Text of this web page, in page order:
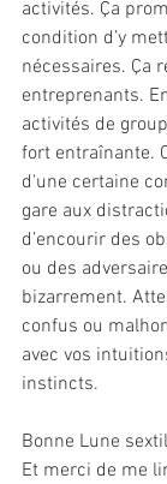
activités. Ça
condition d’y
nécessaires. Ça
entreprenants.
activités de
fort entraînante.
d'une certaine
gare aux
d’encourir des
ou des
bizarrement.
confus ou
avec vos
instincts.
Bonne Lune
Et merci de me